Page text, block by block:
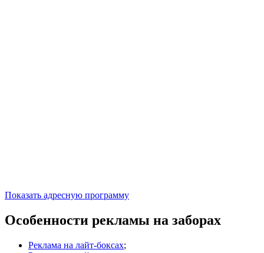
Показать адресную программу
Особенности рекламы на заборах
Реклама на лайт-боксах;